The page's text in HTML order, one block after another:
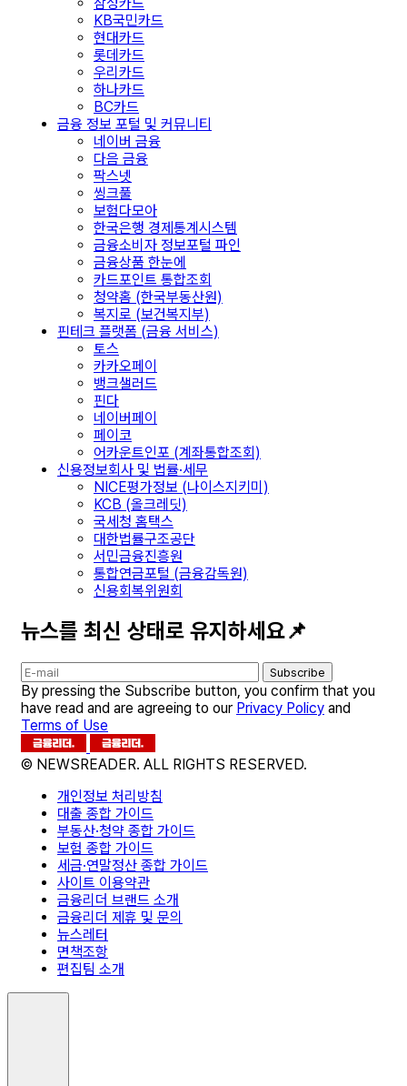
KB국민카드
현대카드
롯데카드
우리카드
하나카드
BC카드
금융 정보 포털 및 커뮤니티
네이버 금융
다음 금융
팍스넷
씽크풀
보험다모아
한국은행 경제통계시스템
금융소비자 정보포털 파인
금융상품 한눈에
카드포인트 통합조회
청약홈 (한국부동산원)
복지로 (보건복지부)
핀테크 플랫폼 (금융 서비스)
토스
카카오페이
뱅크샐러드
핀다
네이버페이
페이코
어카운트인포 (계좌통합조회)
신용정보회사 및 법률·세무
NICE평가정보 (나이스지키미)
KCB (올크레딧)
국세청 홈택스
대한법률구조공단
서민금융진흥원
통합연금포털 (금융감독원)
신용회복위원회
뉴스를 최신 상태로 유지하세요📌
Subscribe
By pressing the Subscribe button, you confirm that you
have read and are agreeing to our Privacy Policy and
Terms of Use
© NEWSREADER. ALL RIGHTS RESERVED.
개인정보 처리방침
대출 종합 가이드
부동산·청약 종합 가이드
보험 종합 가이드
세금·연말정산 종합 가이드
사이트 이용약관
금융리더 브랜드 소개
금융리더 제휴 및 문의
뉴스레터
면책조항
편집팀 소개